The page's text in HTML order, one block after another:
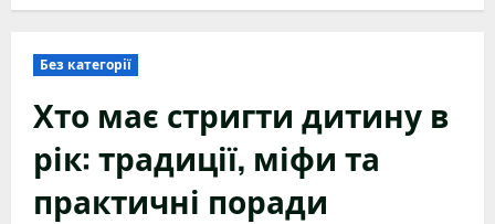
Без категорії
Хто має стригти дитину в
рік: традиції, міфи та
практичні поради